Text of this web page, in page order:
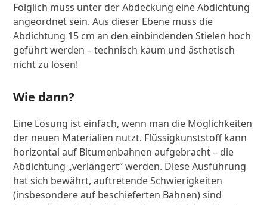
Folglich muss unter der Abdeckung eine Abdichtung
angeordnet sein. Aus dieser Ebene muss die
Abdichtung 15 cm an den einbindenden Stielen hoch
geführt werden – technisch kaum und ästhetisch
nicht zu lösen!
Wie dann?
Eine Lösung ist einfach, wenn man die Möglichkeiten
der neuen Materialien nutzt. Flüssigkunststoff kann
horizontal auf Bitumenbahnen aufgebracht – die
Abdichtung „verlängert“ werden. Diese Ausführung
hat sich bewährt, auftretende Schwierigkeiten
(insbesondere auf beschieferten Bahnen) sind